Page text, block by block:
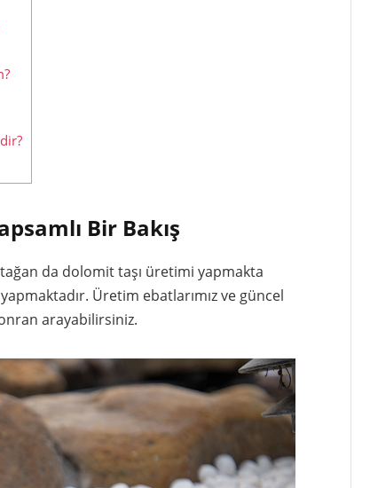
Bir Bakış
da dolomit taşı üretimi yapmakta
Üretim ebatlarımız ve güncel
arayabilirsiniz.